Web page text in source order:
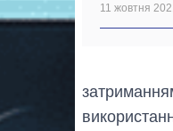
11 жовтня